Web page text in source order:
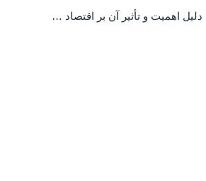
اهمیت و تأثیر آن بر اقتصاد …